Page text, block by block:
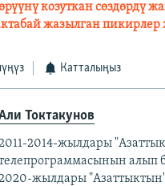
козуткан сөздөрдү
жазылган пикирлер
Катталыңыз
Токтакунов
2014-жылдары
алып
жылдары